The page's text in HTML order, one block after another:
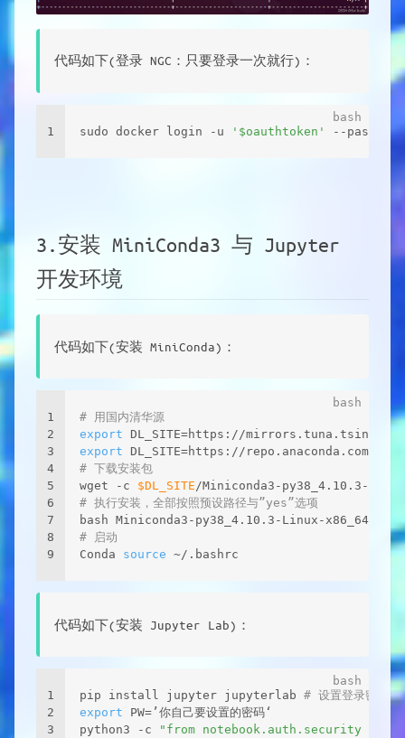
代码如下(登录 NGC：只要登录一次就行)：
1 sudo docker login -u '$oauthtoken' --
3.安装 MiniConda3 与 Jupyter
开发环境
代码如下(安装 MiniConda)：
1
2
3
4
5
6
7
8
9
# 用国内清华源
export DL_SITE=https://
export DL_SITE=https://repo.anaconda.com/
# 下载安装包
wget -c $DL_SITE/Miniconda3-py38_4.10.3-
# 执行安装，全部按照预设路径与”yes”选项
bash Miniconda3-py38_4.10.3-Linux-x86_64.sh
# 启动
Conda source ~/.bashrc
代码如下(安装 Jupyter Lab)：
1
2
3
pip install jupyter jupyterlab # 设置登录密码
export PW=’你自己要设置的密码‘
python3 -c
"from notebook.auth.security